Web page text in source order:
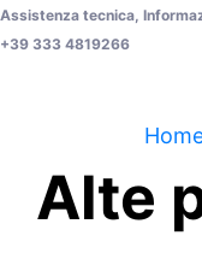
Assistenza tecnica,
+39 333 4819266
Alte